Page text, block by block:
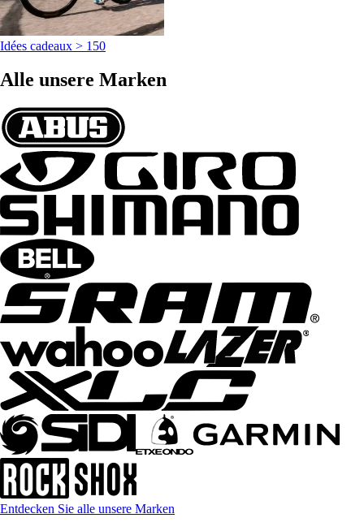
Idées cadeaux > 150
Alle unsere Marken
Entdecken Sie alle unsere Marken